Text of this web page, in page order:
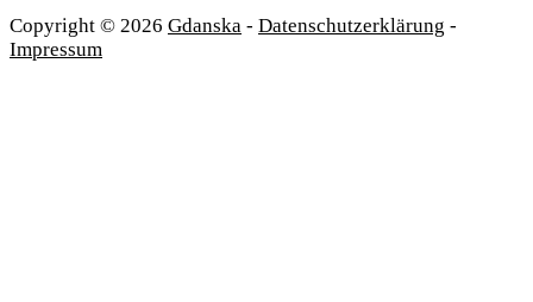
Copyright © 2026 Gdanska - Datenschutzerklärung -
Impressum